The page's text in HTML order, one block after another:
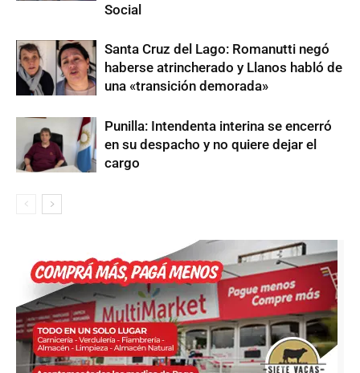
Social
Santa Cruz del Lago: Romanutti negó
haberse atrincherado y Llanos habló de
una «transición demorada»
Punilla: Intendenta interina se encerró
en su despacho y no quiere dejar el
cargo